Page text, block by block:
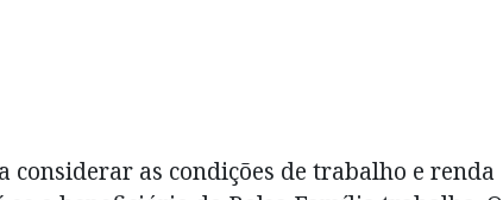
as condições de trabalho e renda